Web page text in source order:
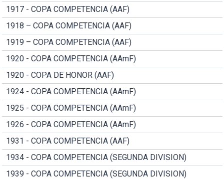
1917 - COPA COMPETENCIA (AAF)
1918 – COPA COMPETENCIA (AAF)
1919 – COPA COMPETENCIA (AAF)
1920 - COPA COMPETENCIA (AAmF)
1920 - COPA DE HONOR (AAF)
1924 - COPA COMPETENCIA (AAmF)
1925 - COPA COMPETENCIA (AAmF)
1926 - COPA COMPETENCIA (AAmF)
1931 - COPA COMPETENCIA (AAF)
1934 - COPA COMPETENCIA (SEGUNDA DIVISION)
1939 - COPA COMPETENCIA (SEGUNDA DIVISION)